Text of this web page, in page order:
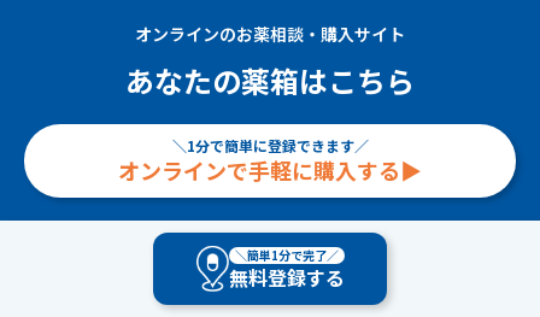
オンラインのお薬相談・購入サイト
あなたの薬箱はこちら
＼1分で簡単に登録できます／
オンラインで手軽に購入する▶︎
＊ご利用には会員登録（登録無料）が必要です。登録済みの方も上記か
＊ご登録時に健康保険の資格を入力します。マイナンバーカード（マイ
ナポータル）、資格情報のお知らせ、健康保険証、資格確認書などをお
＼簡単1分で完了／
無料登録する